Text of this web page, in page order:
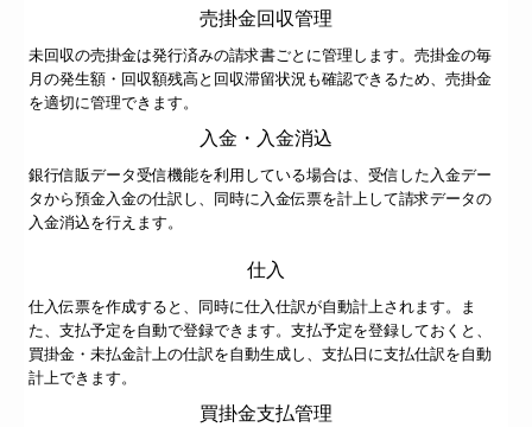
売掛金回収管理
未回収の売掛金は発行済みの請求書ごとに管理します。売掛金の毎
月の発生額・回収額残高と回収滞留状況も確認できるため、売掛金
を適切に管理できます。
入金・入金消込
銀行信販データ受信機能を利用している場合は、受信した入金デー
タから預金入金の仕訳し、同時に入金伝票を計上して請求データの
入金消込を行えます。
仕入
仕入伝票を作成すると、同時に仕入仕訳が自動計上されます。ま
た、支払予定を自動で登録できます。支払予定を登録しておくと、
買掛金・未払金計上の仕訳を自動生成し、支払日に支払仕訳を自動
計上できます。
買掛金支払管理